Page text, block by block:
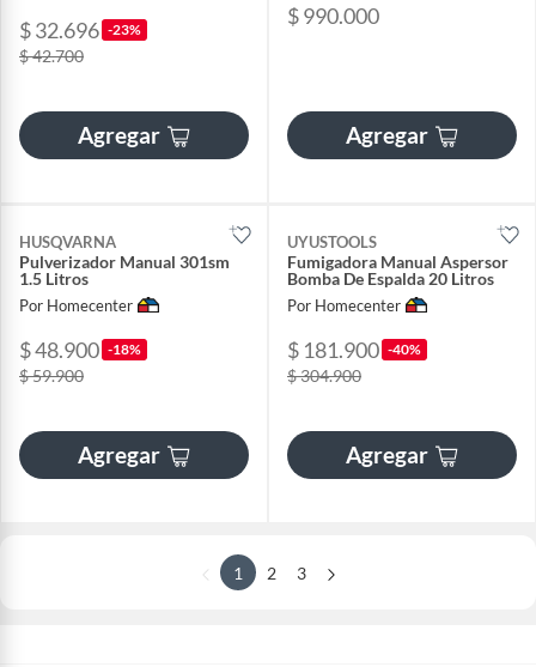
$ 32.696 -23%
$ 42.700
Agregar
$ 990.000
Agregar
HUSQVARNA
Pulverizador Manual 301sm
1.5 Litros
Por Homecenter
$ 48.900 -18%
$ 59.900
Agregar
UYUSTOOLS
Fumigadora Manual Aspersor
Bomba De Espalda 20 Litros
Por Homecenter
$ 181.900 -40%
$ 304.900
Agregar
1 2 3